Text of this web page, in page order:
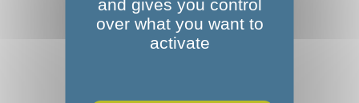
and gives you control
over what you want to
activate